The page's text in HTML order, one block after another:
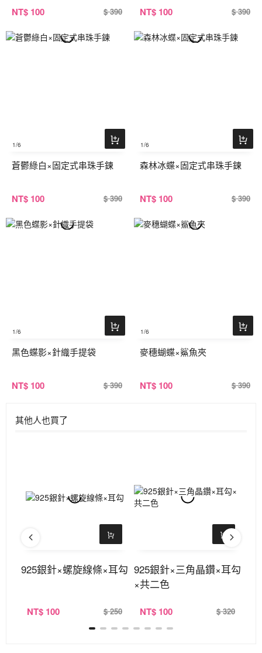
NT$ 100 $ 390 NT$ 100 $ 390
1/6
蒼鬱綠白×固定式串珠手鍊
NT$ 100 $ 390
1/6
森林冰蝶×固定式串珠手鍊
NT$ 100 $ 390
1/6
黑色蝶影×針織手提袋
NT$ 100 $ 390
1/6
麥穗蝴蝶×鯊魚夾
NT$ 100 $ 390
其他人也買了
925銀針×螺旋線條×耳勾
NT$ 100 $ 250
925銀針×三角晶鑽×耳勾
×共二色
NT$ 100 $ 320